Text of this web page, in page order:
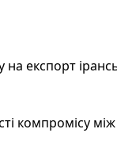
експорт
компромісу